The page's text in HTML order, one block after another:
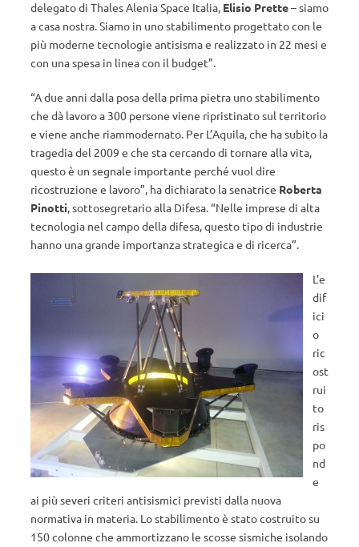
delegato di Thales Alenia Space Italia, Elisio Prette– siamo
a casa nostra. Siamo in uno stabilimento progettato con le
più moderne tecnologie antisisma e realizzato in 22 mesi e
con una spesa in linea con il budget”.
“A due anni dalla posa della prima pietra uno stabilimento
che dà lavoro a 300 persone viene ripristinato sul territorio
e viene anche riammodernato. Per L’Aquila, che ha subito la
tragedia del 2009 e che sta cercando di tornare alla vita,
questo è un segnale importante perché vuol dire
ricostruzione e lavoro”, ha dichiarato la senatrice Roberta
Pinotti, sottosegretario alla Difesa. “Nelle imprese di alta
tecnologia nel campo della difesa, questo tipo di industrie
hanno una grande importanza strategica e di ricerca”.
L’e
dif
ici
o
ric
ost
rui
to
ris
po
nd
e
ai più severi criteri antisismici previsti dalla nuova
normativa in materia. Lo stabilimento è stato costruito su
150 colonne che ammortizzano le scosse sismiche isolando